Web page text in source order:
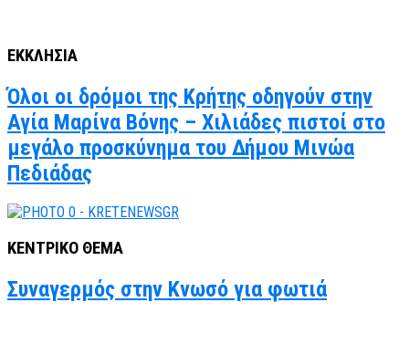
ΕΚΚΛΗΣΙΑ
Όλοι οι δρόμοι της Κρήτης οδηγούν στην
Αγία Μαρίνα Βόνης – Χιλιάδες πιστοί στο
μεγάλο προσκύνημα του Δήμου Μινώα
Πεδιάδας
ΚΕΝΤΡΙΚΟ ΘΕΜΑ
Συναγερμός στην Κνωσό για φωτιά